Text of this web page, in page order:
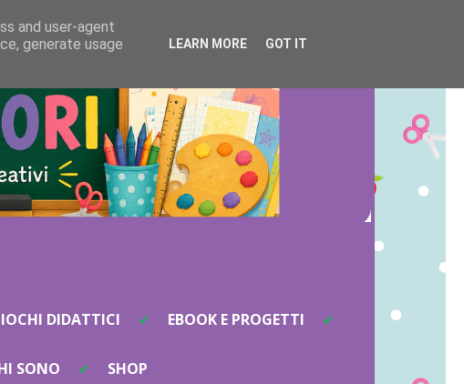
DIDATTICI EBOOK E PROGETTI
SONO SHOP
and user-agent
generate usage
LEARN MORE GOT IT